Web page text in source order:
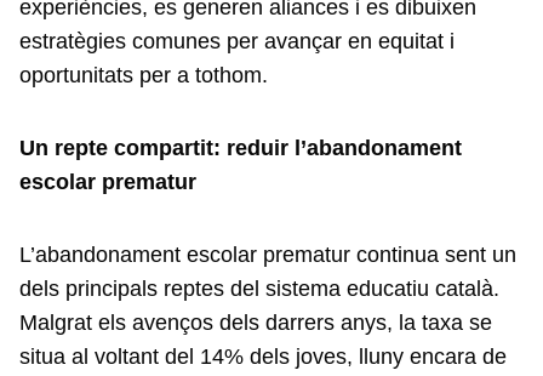
experiències, es generen aliances i es dibuixen
estratègies comunes per avançar en equitat i
oportunitats per a tothom.
Un repte compartit: reduir l’abandonament
escolar prematur
L’abandonament escolar prematur continua sent un
dels principals reptes del sistema educatiu català.
Malgrat els avenços dels darrers anys, la taxa se
situa al voltant del 14% dels joves, lluny encara de